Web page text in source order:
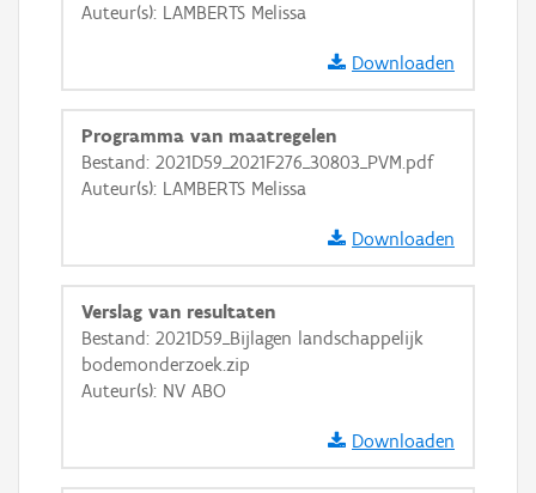
+ −
Basis Lagen
Ortho
GRB-Basiskaart
GRB-Basiskaart in grijswaarden
Auteur(s): LAMBERTS Melissa
Downloaden
Programma van maatregelen
Bestand: 2021D59_2021F276_30803_PVM.pdf
Auteur(s): LAMBERTS Melissa
Downloaden
Verslag van resultaten
Bestand: 2021D59_Bijlagen landschappelijk
bodemonderzoek.zip
Auteur(s): NV ABO
Downloaden